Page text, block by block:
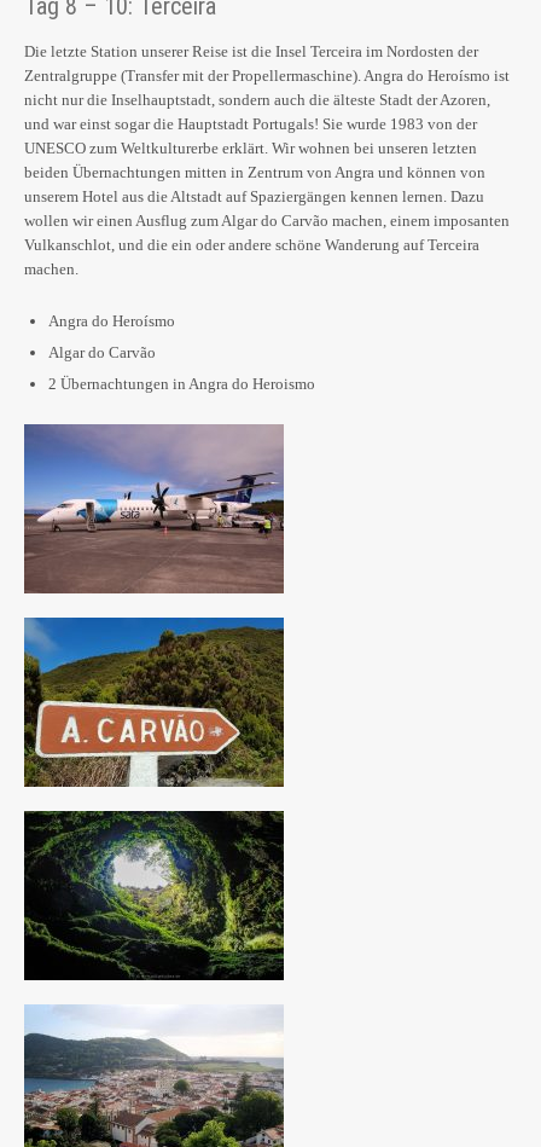
Tag 8 – 10: Terceira
Die letzte Station unserer Reise ist die Insel Terceira im Nordosten der
Zentralgruppe (Transfer mit der Propellermaschine). Angra do Heroísmo ist
nicht nur die Inselhauptstadt, sondern auch die älteste Stadt der Azoren,
und war einst sogar die Hauptstadt Portugals! Sie wurde 1983 von der
UNESCO zum Weltkulturerbe erklärt. Wir wohnen bei unseren letzten
beiden Übernachtungen mitten in Zentrum von Angra und können von
unserem Hotel aus die Altstadt auf Spaziergängen kennen lernen. Dazu
wollen wir einen Ausflug zum Algar do Carvão machen, einem imposanten
Vulkanschlot, und die ein oder andere schöne Wanderung auf Terceira
machen.
Angra do Heroísmo
Algar do Carvão
2 Übernachtungen in Angra do Heroismo